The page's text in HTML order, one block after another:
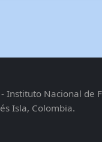
- Instituto Nacional de
Isla, Colombia.